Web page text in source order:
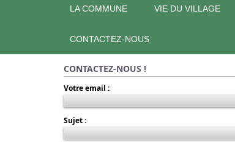
LA COMMUNE VIE DU VILLAGE
CONTACTEZ-NOUS
CONTACTEZ-NOUS !
Votre email :
Sujet :